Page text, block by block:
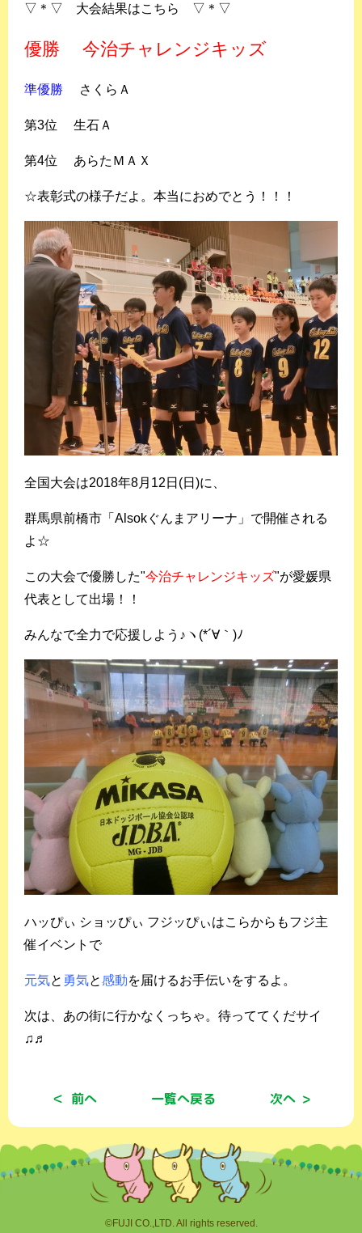
▽＊▽ 大会結果はこちら ▽＊▽
優勝 今治チャレンジキッズ
準優勝 さくらＡ
第3位 生石Ａ
第4位 あらたＭＡＸ
☆表彰式の様子だよ。本当におめでとう！！！
全国⼤会は2018年8⽉12⽇(⽇)に、
群⾺県前橋市「Alsokぐんまアリーナ」で開催される
よ☆
この大会で優勝した"今治チャレンジキッズ"が愛媛県
代表として出場！！
みんなで全力で応援しよう♪ヽ(*´∀｀)ﾉ
ハッぴぃ ショッぴぃ フジッぴぃはこらからもフジ主
催イベントで
元気と 勇気と感動を届けるお手伝いをするよ。
次は、あの街に行かなくっちゃ。待っててくだサイ
♫♬
前へ 一覧へ戻る 次へ
©FUJI CO.,LTD. All rights reserved.